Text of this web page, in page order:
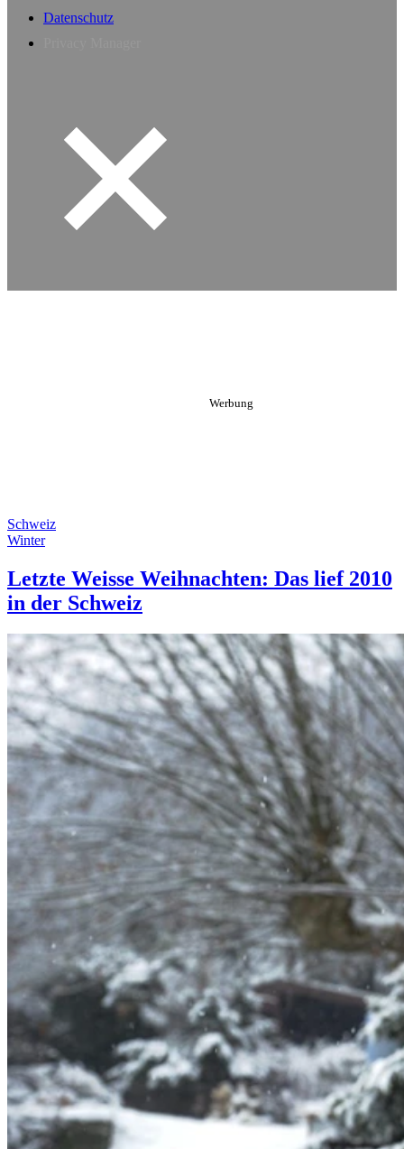
Datenschutz
Schweiz
Winter
Letzte Weisse Weihnachten: Das lief 2010
in der Schweiz